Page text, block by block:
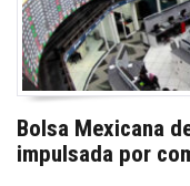
Bolsa Mexicana
impulsada por